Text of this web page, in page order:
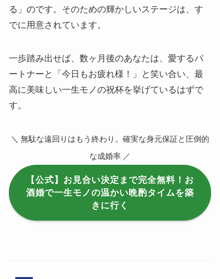
る」のです。そのための輝かしいステージは、す
でに用意されています。
一歩踏み出せば、数ヶ月後のあなたは、愛するパ
ートナーと「今日もお疲れ様！」と笑い合い、最
高に美味しい一生モノの祝杯を挙げているはずで
す。
＼ 無駄な遠回りはもう終わり。確実な身元保証と圧倒的
な成婚率 ／
【公式】お見合い決定まで完全無料！お
酒婚で一生モノの温かい晩酌タイムを築
きに行く